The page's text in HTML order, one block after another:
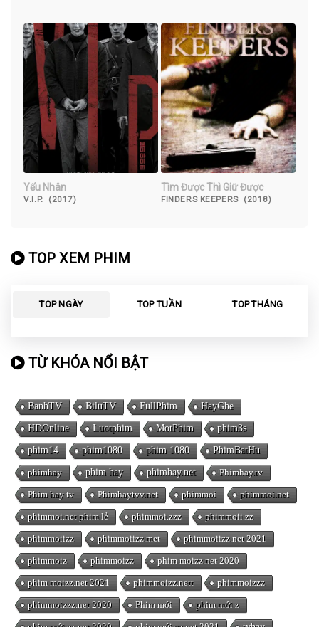
Yếu Nhân
V.I.P. (2017)
Tìm Được Thì Giữ Được
FINDERS KEEPERS (2018)
TOP XEM PHIM
TOP NGÀY TOP TUẦN TOP THÁNG
TỪ KHÓA NỔI BẬT
BanhTV BiluTV FullPhim HayGhe
HDOnline Luotphim MotPhim phim3s
phim14 phim1080 phim 1080 PhimBatHu
phimhay phim hay phimhay.net Phimhay.tv
Phim hay tv Phimhaytvv.net phimmoi phimmoi.net
phimmoi.net phim lẻ phimmoi.zzz phimmoii.zz
phimmoiizz phimmoiizz.met phimmoiizz.net 2021
phimmoiz phimmoizz phim moizz.net 2020
phim moizz.net 2021 phimmoizz.nett phimmoizzz
phimmoizzz.net 2020 Phim mới phim mới z